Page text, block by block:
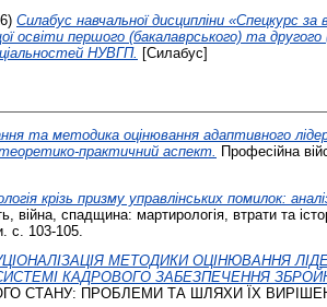
Силабус навчальної дисципліни «Спецкурс за
освіти першого (бакалаврського) та другого
НУВГП. [Силабус]
та методика оцінювання адаптивного
практичний аспект.
Професійна
крізь призму управлінських помилок:
війна, спадщина: мартирологія, втрати та
с. 103-105.
МЕТОДИКИ ОЦІНЮВАННЯ
КАДРОВОГО ЗАБЕЗПЕЧЕННЯ
СТАНУ: ПРОБЛЕМИ ТА ШЛЯХИ ЇХ